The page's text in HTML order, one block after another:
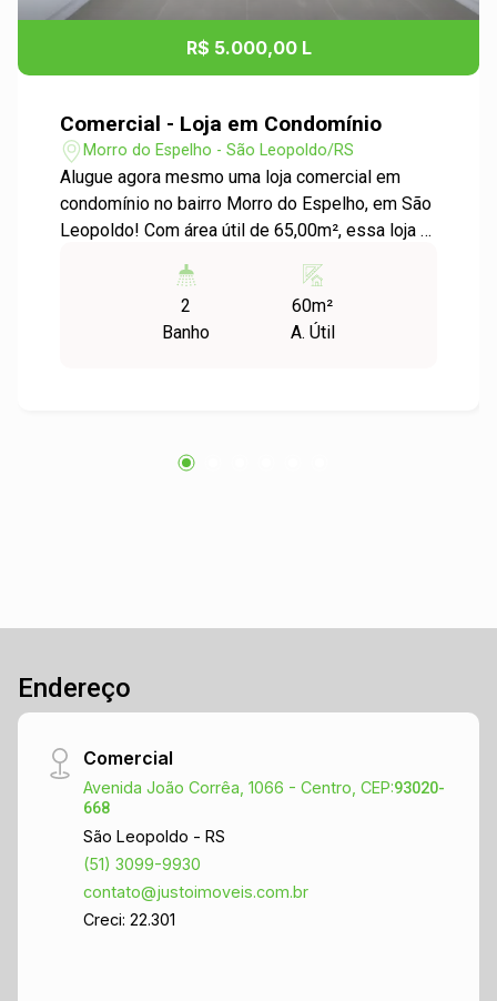
R$ 5.000,00 L
Comercial - Loja em Condomínio
Morro do Espelho - São Leopoldo/RS
Alugue agora mesmo uma loja comercial em
condomínio no bairro Morro do Espelho, em São
Leopoldo! Com área útil de 65,00m², essa loja é
bem localizado para o seu negócio. O imóvel
está localizado em um condomínio seguro e
bem estruturado, com fácil acesso a diversas
interno é amplo e bem iluminado, com
2
Banho
60m²
A. Útil
Endereço
Comercial
Avenida João Corrêa, 1066 - Centro, CEP:93020-
668
São Leopoldo - RS
(51) 3099-9930
contato@justoimoveis.com.br
Creci: 22.301